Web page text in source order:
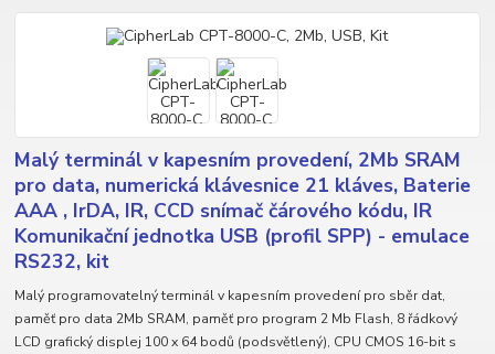
Malý terminál v kapesním provedení, 2Mb SRAM
pro data, numerická klávesnice 21 kláves, Baterie
AAA , IrDA, IR, CCD snímač čárového kódu, IR
Komunikační jednotka USB (profil SPP) - emulace
RS232, kit
Malý programovatelný terminál v kapesním provedení pro sběr dat,
paměť pro data 2Mb SRAM, paměť pro program 2 Mb Flash, 8 řádkový
LCD grafický displej 100 x 64 bodů (podsvětlený), CPU CMOS 16-bit s